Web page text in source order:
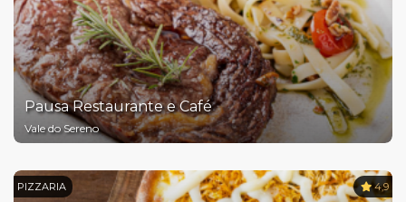
Pausa Restaurante e Café
Vale do Sereno
PIZZARIA 4,9